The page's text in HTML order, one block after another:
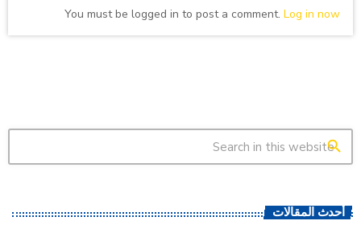
You must be logged in to post a comment. Log in now
search
أحدث المقالات